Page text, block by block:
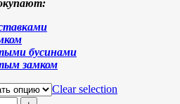
бусинами
замком
Clear selection